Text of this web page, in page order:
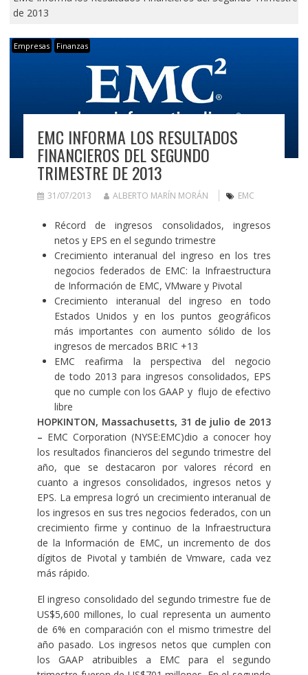
de 2013
Empresas Finanzas
EMC INFORMA LOS RESULTADOS
FINANCIEROS DEL SEGUNDO
TRIMESTRE DE 2013
31/07/2013 ALBERTO MARÍN MORÁN EMC
Récord de ingresos consolidados, ingresos
netos y EPS en el segundo trimestre
Crecimiento interanual del ingreso en los tres
negocios federados de EMC: la Infraestructura
de Información de EMC, VMware y Pivotal
Crecimiento interanual del ingreso en todo
Estados Unidos y en los puntos geográficos
más importantes con aumento sólido de los
ingresos de mercados BRIC +13
EMC reafirma la perspectiva del negocio
de todo 2013 para ingresos consolidados, EPS
que no cumple con los GAAP y flujo de efectivo
libre
HOPKINTON, Massachusetts, 31 de julio de 2013
– EMC Corporation (NYSE:EMC)dio a conocer hoy
los resultados financieros del segundo trimestre del
año, que se destacaron por valores récord en
cuanto a ingresos consolidados, ingresos netos y
EPS. La empresa logró un crecimiento interanual de
los ingresos en sus tres negocios federados, con un
crecimiento firme y continuo de la Infraestructura
de la Información de EMC, un incremento de dos
dígitos de Pivotal y también de Vmware, cada vez
más rápido.
El ingreso consolidado del segundo trimestre fue de
US$5,600 millones, lo cual representa un aumento
de 6% en comparación con el mismo trimestre del
año pasado. Los ingresos netos que cumplen con
los GAAP atribuibles a EMC para el segundo